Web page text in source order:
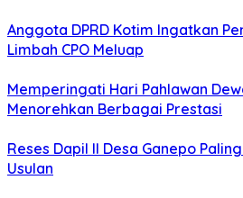
Anggota DPRD Kotim Ingatkan
Limbah CPO Meluap
Memperingati Hari Pahlawan
Menorehkan Berbagai Prestasi
Reses Dapil II Desa Ganepo
Usulan